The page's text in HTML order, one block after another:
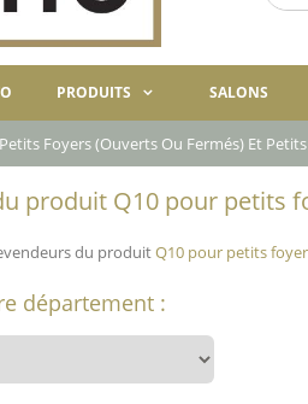
PRODUITS SALONS
Foyers (ouverts Ou Fermés) Et
produit Q10 pour petits
du produitQ10 pour petits
département :